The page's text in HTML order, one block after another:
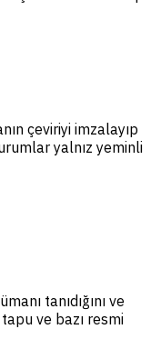
çeviriyi imzalayıp
yalnız yeminli
tanıdığını ve
ve bazı resmi